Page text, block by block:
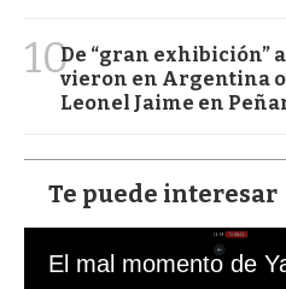
10De “gran exhibición”
vieron en Argentina
Leonel Jaime en
Te puede interesar